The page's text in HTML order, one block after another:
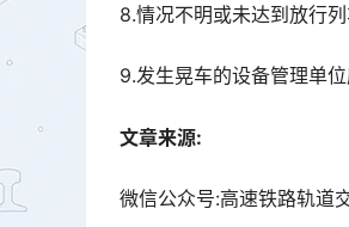
8.情况不明或未达到放行
9.发生晃车的设备管理单
文章来源:
微信公众号:高速铁路轨道